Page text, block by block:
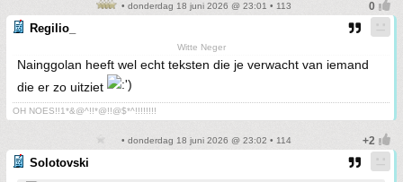
• donderdag 18 juni 2026 @ 23:01 • 113
Regilio_
Witte Neger
Nainggolan heeft wel echt teksten die je verwacht van iemand
die er zo uitziet
OH NOES!!1*&@^!!*@!!@$*^!!!!!!!!
• donderdag 18 juni 2026 @ 23:02 • 114
Solotovski